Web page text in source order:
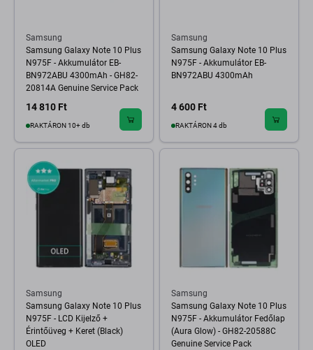
Samsung
Samsung Galaxy Note 10 Plus
N975F - Akkumulátor EB-
BN972ABU 4300mAh - GH82-
20814A Genuine Service Pack
14 810 Ft
RAKTÁRON 10+ db
Samsung
Samsung Galaxy Note 10 Plus
N975F - Akkumulátor EB-
BN972ABU 4300mAh
4 600 Ft
RAKTÁRON 4 db
Samsung
Samsung Galaxy Note 10 Plus
N975F - LCD Kijelző +
Érintőüveg + Keret (Black)
OLED
Samsung
Samsung Galaxy Note 10 Plus
N975F - Akkumulátor Fedőlap
(Aura Glow) - GH82-20588C
Genuine Service Pack